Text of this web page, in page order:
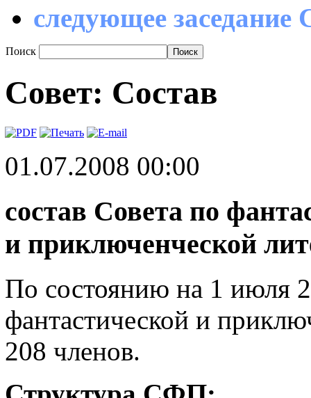
следующее заседание
Поиск
Совет: Состав
01.07.2008 00:00
состав Совета по
и приключенческой
По состоянию на 1 июля
фантастической и
208 членов.